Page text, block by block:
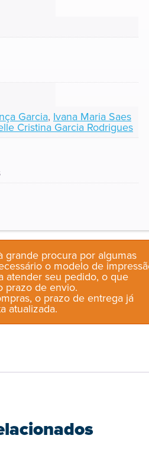
Garcia, Ivana Maria Saes
Cristina Garcia Rodrigues
grande procura por algumas
o modelo de
atender seu pedido, o que
prazo de envio.
o prazo de entrega já
atualizada.